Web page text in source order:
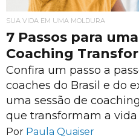
SUA VIDA EM UMA MOLDURA
7 Passos para
Coaching
Confira um passo a
coaches do Brasil e do
uma sessão de
que transformam a vida
Por Paula Quaiser